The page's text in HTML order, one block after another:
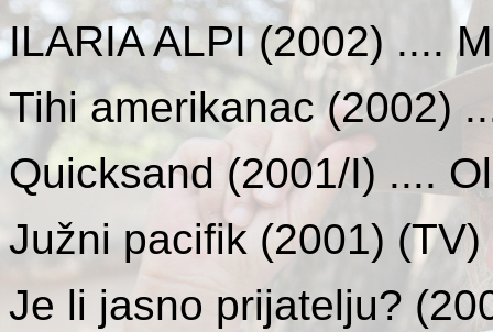
ILARIA ALPI (2002) ....
Tihi amerikanac (2002)
Quicksand (2001/I) ....
Južni pacifik (2001)
Je li jasno prijatelju?